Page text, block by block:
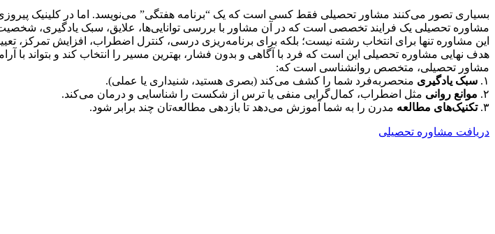
بسیاری تصور می‌کنند مشاور تحصیلی فقط کسی است که یک “برنامه هفتگی” می‌نویسد. اما در کلینیک
مشاوره تحصیلی یک فرایند تخصصی است که در آن مشاور با بررسی توانایی‌ها، علایق، سبک یادگیری،
این مشاوره تنها برای انتخاب رشته نیست؛ بلکه برای برنامه‌ریزی درسی، کنترل اضطراب، افزایش تمرکز،
هدف نهایی مشاوره تحصیلی این است که فرد با آگاهی و بدون فشار، بهترین مسیر را انتخاب کند و بتواند با
مشاور تحصیلی، متخصص روانشناسی است که:
۱. سبک یادگیری منحصر‌به‌فرد شما را کشف می‌کند (بصری هستید، شنیداری یا عملی).
۲. موانع روانی مثل اضطراب، کمال‌گرایی منفی یا ترس از شکست را شناسایی و درمان می‌کند.
۳. تکنیک‌های مطالعه مدرن را به شما آموزش می‌دهد تا بازدهی مطالعه‌تان چند برابر شود.
دریافت مشاوره تحصیلی